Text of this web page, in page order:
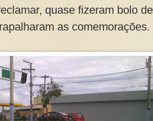
quase fizeram bolo
as comemorações.